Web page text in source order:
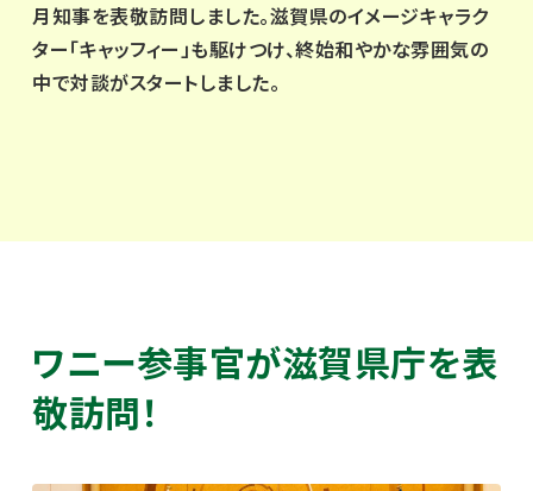
月知事を表敬訪問しました。滋賀県のイメージキャラク
ター「キャッフィー」も駆けつけ、終始和やかな雰囲気の
中で対談がスタートしました。
ワニー参事官が滋賀県庁を表
敬訪問！